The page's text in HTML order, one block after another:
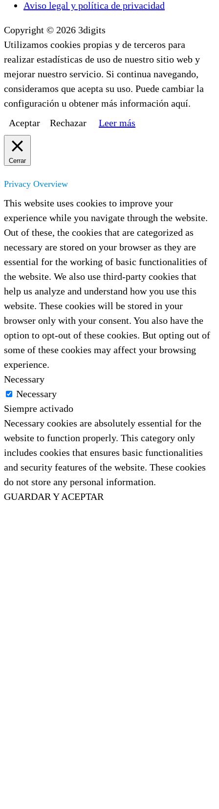
Aviso legal y política de privacidad
Copyright © 2026 3digits
Utilizamos cookies propias y de terceros para
realizar estadísticas de uso de nuestro sitio web y
mejorar nuestro servicio. Si continua navegando,
consideramos que acepta su uso. Puede cambiar la
configuración u obtener más información aquí.
Aceptar
Rechazar Leer más
Cerrar
Privacy Overview
This website uses cookies to improve your
experience while you navigate through the website.
Out of these, the cookies that are categorized as
necessary are stored on your browser as they are
essential for the working of basic functionalities of
the website. We also use third-party cookies that
help us analyze and understand how you use this
website. These cookies will be stored in your
browser only with your consent. You also have the
option to opt-out of these cookies. But opting out of
some of these cookies may affect your browsing
experience.
Necessary
Necessary
Siempre activado
Necessary cookies are absolutely essential for the
website to function properly. This category only
includes cookies that ensures basic functionalities
and security features of the website. These cookies
do not store any personal information.
GUARDAR Y ACEPTAR